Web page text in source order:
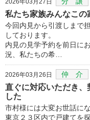
私たち家族みんなこの
今回内見から引渡しまで
しております。
内見の見学予約を前日に
況、私たちの希…
2026年03月26日 仲 介
直ぐに対応いただき、
した
市村様には大変お世話に
東京２３区内で戸建てを